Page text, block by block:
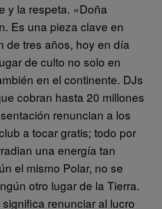
y la respeta. «Doña
Es una pieza clave en
de tres años, hoy en día
de culto no solo en
en el continente. DJs
cobran hasta 20 millones
renuncian a los
a tocar gratis; todo por
una energía tan
el mismo Polar, no se
otro lugar de la Tierra.
renunciar al lucro